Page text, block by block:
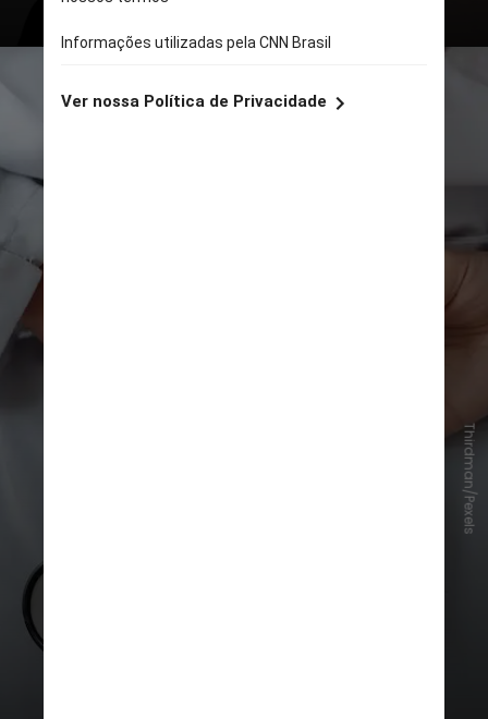
Thirdman/Pexels